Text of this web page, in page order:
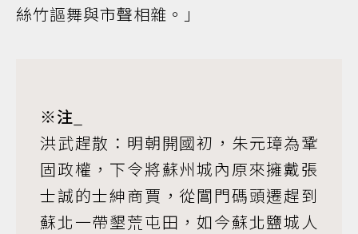
絲竹謳舞與市聲相雜。」
※注
洪武趕散：明朝開國初，朱元璋為鞏
固政權，下令將蘇州城內原來擁戴張
士誠的士紳商賈，從閶門碼頭遷趕到
蘇北一帶墾荒屯田，如今蘇北鹽城人